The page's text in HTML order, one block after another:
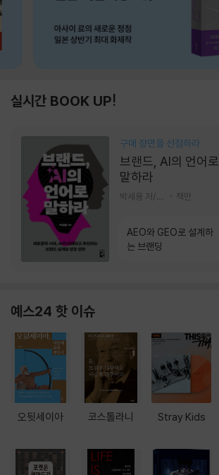
실시간 BOOK UP!
구매 장면을 선점하라
브랜드, AI의 언어로
말하라
책만
AEO와 GEO로 설계하
는 브랜딩
예스24 핫 이슈
오뒷세이아 코스톨라니 Stray Kids